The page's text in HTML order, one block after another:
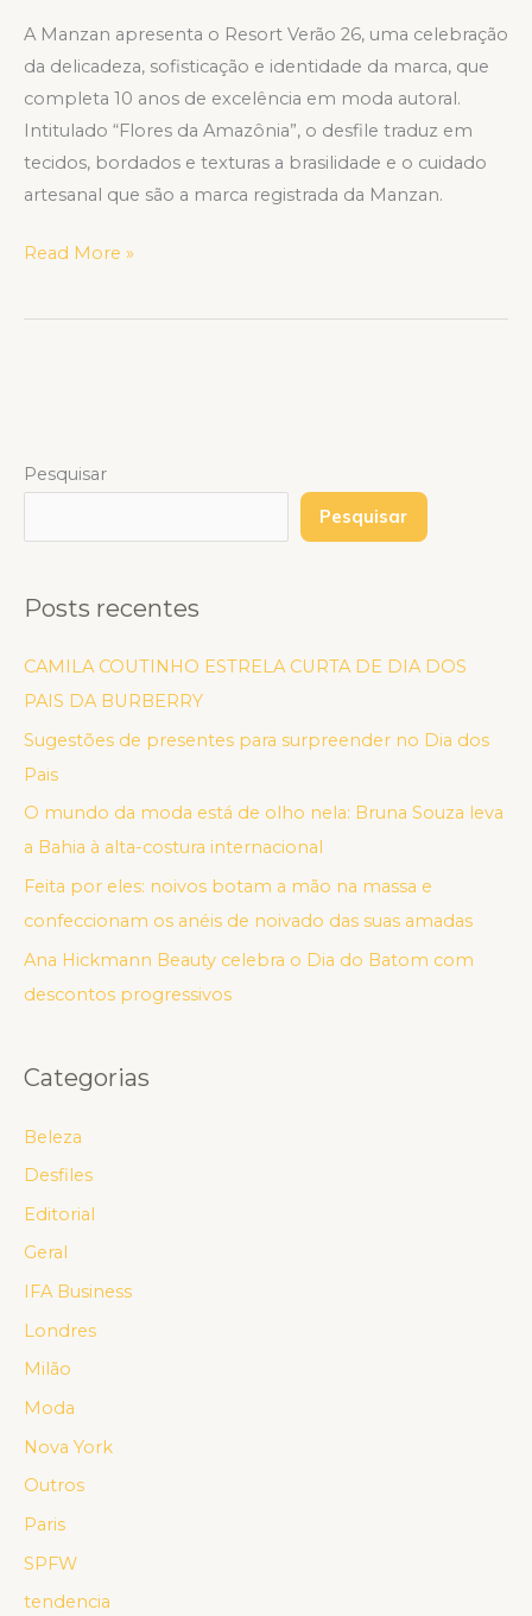
A Manzan apresenta o Resort Verão 26, uma celebração
da delicadeza, sofisticação e identidade da marca, que
completa 10 anos de excelência em moda autoral.
Intitulado “Flores da Amazônia”, o desfile traduz em
tecidos, bordados e texturas a brasilidade e o cuidado
artesanal que são a marca registrada da Manzan.
Read More »
Pesquisar
Pesquisar
Posts recentes
CAMILA COUTINHO ESTRELA CURTA DE DIA DOS
PAIS DA BURBERRY
Sugestões de presentes para surpreender no Dia dos
Pais
O mundo da moda está de olho nela: Bruna Souza leva
a Bahia à alta-costura internacional
Feita por eles: noivos botam a mão na massa e
confeccionam os anéis de noivado das suas amadas
Ana Hickmann Beauty celebra o Dia do Batom com
descontos progressivos
Categorias
Beleza
Desfiles
Editorial
Geral
IFA Business
Londres
Milão
Moda
Nova York
Outros
Paris
SPFW
tendencia